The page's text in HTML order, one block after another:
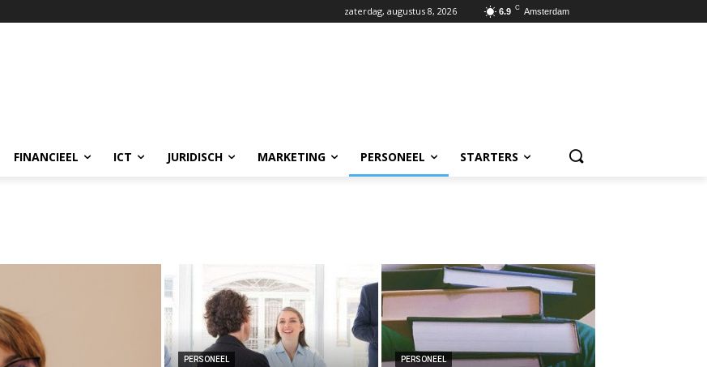
6.9 C Amsterdam
zaterdag, augustus 8, 2026
FINANCIEEL ICT JURIDISCH MARKETING PERSONEEL STARTERS
PERSONEEL PERSONEEL